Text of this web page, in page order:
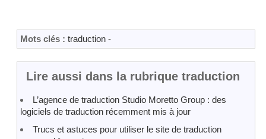
Mots clés : traduction -
Lire aussi dans la rubrique traduction
L’agence de traduction Studio Moretto Group : des
logiciels de traduction récemment mis à jour
Trucs et astuces pour utiliser le site de traduction